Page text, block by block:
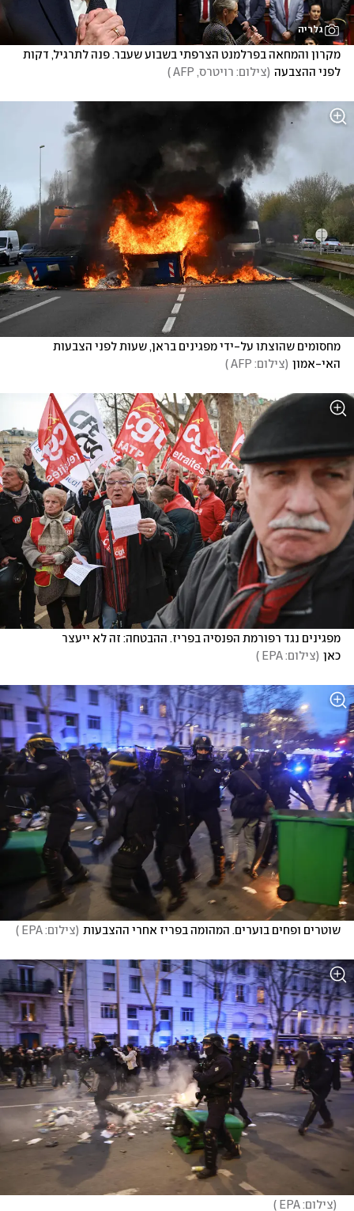
גלריה
לפני ההצבעה (צילום: רויטרס, AFP )
האי-אמון (צילום: AFP )
כאן (צילום: EPA )
שוטרים ופחים בוערים. המהומה בפריז אחרי ההצבעות (צילום: EPA )
(צילום: EPA )